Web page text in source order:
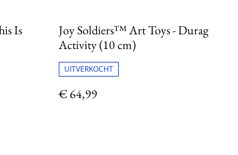
Is
Joy Soldiers™ Art Toys - Durag
Activity (10 cm)
UITVERKOCHT
€ 64,99